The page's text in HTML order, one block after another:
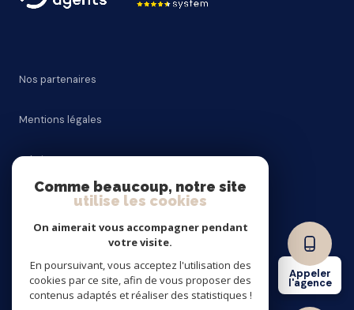
Appeler
l'agence
Nos partenaires
Mentions légales
Admin
Nos honoraires
Cookies
Comme beaucoup, notre site
utilise les cookies
On aimerait vous accompagner pendant
votre visite.
En poursuivant, vous acceptez l'utilisation des
cookies par ce site, afin de vous proposer des
contenus adaptés et réaliser des statistiques !